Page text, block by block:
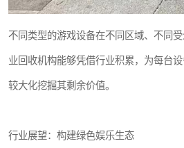
不同类型的游戏设备在不同区域、不同
业回收机构能够凭借行业积累，为每台设
较大化挖掘其剩余价值。
行业展望：构建绿色娱乐生态